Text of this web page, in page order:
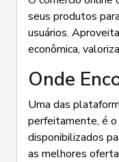
seus produtos
usuários.
econômica,
Onde
Uma das
perfeitamente, é o
disponibilizados
as melhores